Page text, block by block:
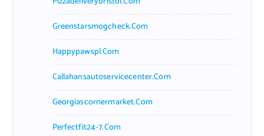
Greenstarsmogcheck.com
Happypawspl.com
Callahansautoservicecenter.com
Georgiascornermarket.com
Perfectfit24-7.com